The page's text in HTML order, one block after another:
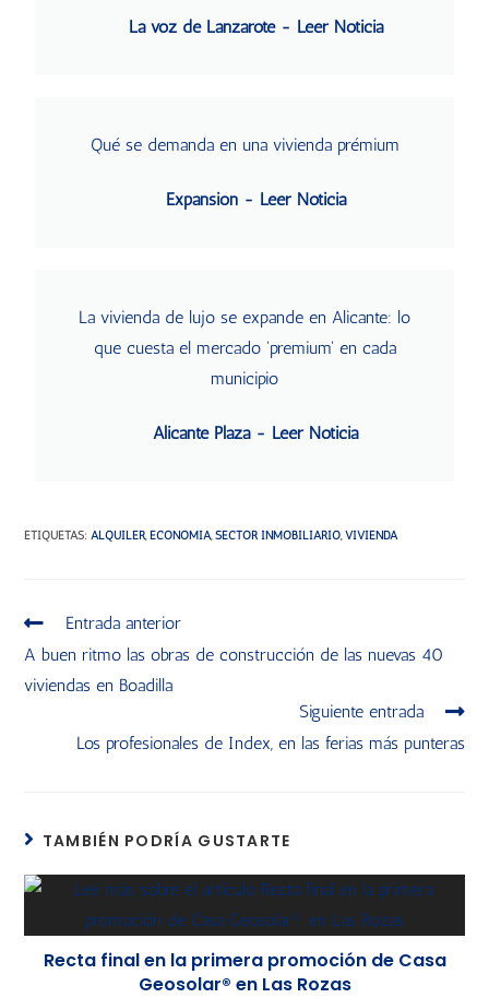
La voz de Lanzarote - Leer Noticia
Qué se demanda en una vivienda prémium
Expansión - Leer Noticia
La vivienda de lujo se expande en Alicante: lo
que cuesta el mercado 'premium' en cada
municipio
Alicante Plaza - Leer Noticia
ETIQUETAS:ALQUILER, ECONOMÍA, SECTOR INMOBILIARIO, VIVIENDA
Entrada anterior
A buen ritmo las obras de construcción de las nuevas 40
viviendas en Boadilla
Siguiente entrada
Los profesionales de Index, en las ferias más punteras
TAMBIÉN PODRÍA GUSTARTE
Recta final en la primera promoción de Casa
Geosolar® en Las Rozas